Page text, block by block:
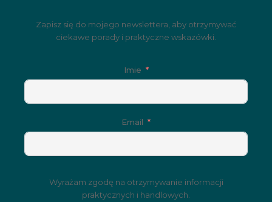
Zapisz się do mojego newslettera, aby otrzymywać
ciekawe porady i praktyczne wskazówki.
Imie
Email
Wyrażam zgodę na otrzymywanie informacji
praktycznych i handlowych.